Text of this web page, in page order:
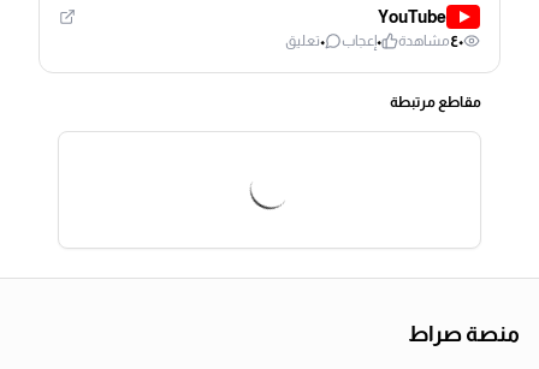
YouTube
٤٠مشاهدة ٠إعجاب ٠تعليق
مقاطع مرتبطة
منصة صراط